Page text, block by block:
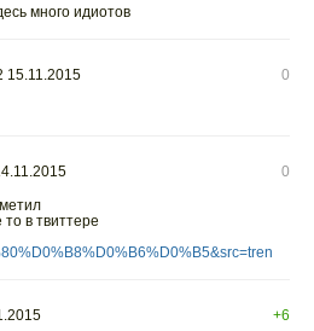
много идиотов
15.11.2015
0
0
в твиттере
+6